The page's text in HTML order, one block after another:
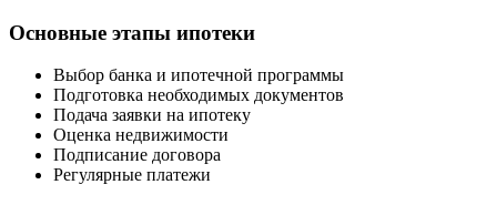
Основные этапы ипотеки
Выбор банка и ипотечной программы
Подготовка необходимых документов
Подача заявки на ипотеку
Оценка недвижимости
Подписание договора
Регулярные платежи